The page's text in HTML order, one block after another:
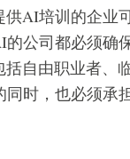
供AI培训的企业
公司都必须确
括自由职业者、
时，也必须承